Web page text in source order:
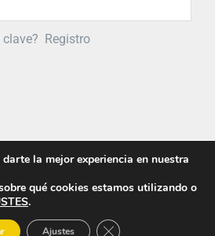
Registro
2026 PRIMIGEA
la mejor experiencia en nuestra
qué cookies estamos utilizando o
.
Ajustes Cerrar el banner de